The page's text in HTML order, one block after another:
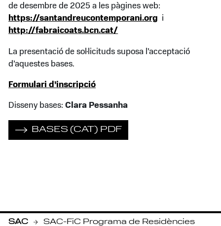
SAC
- SAC-FiC Programa de Residències
de desembre de 2025 a les pàgines web:
https://santandreucontemporani.org i
http://fabraicoats.bcn.cat/
La presentació de sol·licituds suposa l’acceptació
d’aquestes bases.
Formulari d’inscripció
Disseny bases:Clara Pessanha
BASES (CAT) PDF